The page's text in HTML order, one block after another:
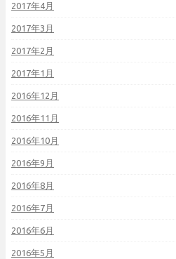
2017年4月
2017年3月
2017年2月
2017年1月
2016年12月
2016年11月
2016年10月
2016年9月
2016年8月
2016年7月
2016年6月
2016年5月